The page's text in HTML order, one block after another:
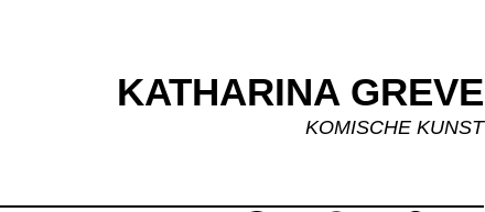
KATHARINA GREVE
KOMISCHE KUNST